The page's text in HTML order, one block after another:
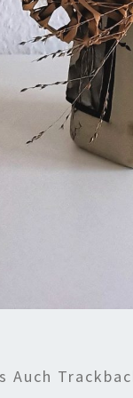
Auch